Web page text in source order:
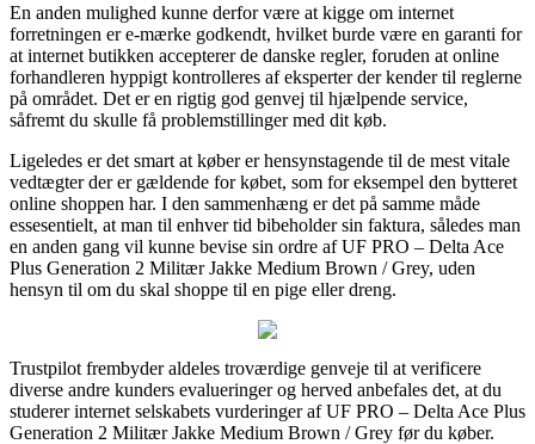
En anden mulighed kunne derfor være at kigge om internet
forretningen er e-mærke godkendt, hvilket burde være en garanti for
at internet butikken accepterer de danske regler, foruden at online
forhandleren hyppigt kontrolleres af eksperter der kender til reglerne
på området. Det er en rigtig god genvej til hjælpende service,
såfremt du skulle få problemstillinger med dit køb.
Ligeledes er det smart at køber er hensynstagende til de mest vitale
vedtægter der er gældende for købet, som for eksempel den bytteret
online shoppen har. I den sammenhæng er det på samme måde
essesentielt, at man til enhver tid bibeholder sin faktura, således man
en anden gang vil kunne bevise sin ordre af UF PRO – Delta Ace
Plus Generation 2 Militær Jakke Medium Brown / Grey, uden
hensyn til om du skal shoppe til en pige eller dreng.
Trustpilot frembyder aldeles troværdige genveje til at verificere
diverse andre kunders evalueringer og herved anbefales det, at du
studerer internet selskabets vurderinger af UF PRO – Delta Ace Plus
Generation 2 Militær Jakke Medium Brown / Grey før du køber.